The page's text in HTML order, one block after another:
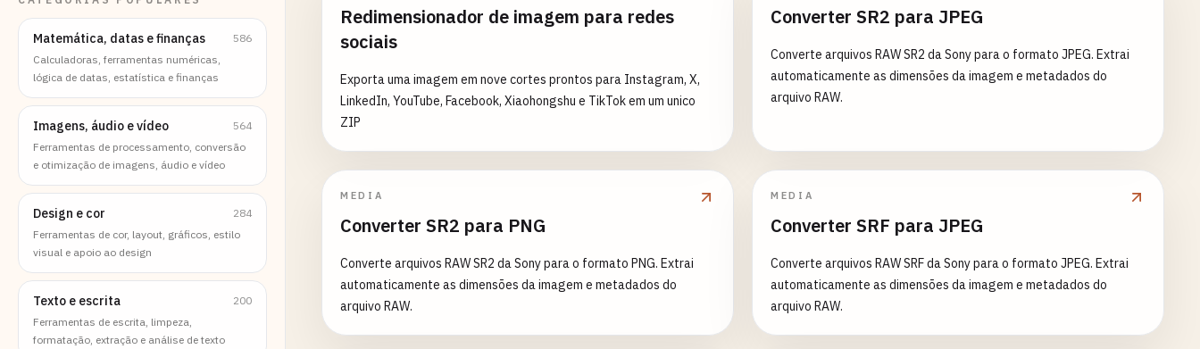
Matemática, datas e finanças
586
Calculadoras, ferramentas numéricas,
lógica de datas, estatística e finanças
Imagens, áudio e vídeo
564
Ferramentas de processamento, conversão
e otimização de imagens, áudio e vídeo
Design e cor
284
Ferramentas de cor, layout, gráficos, estilo
visual e apoio ao design
Texto e escrita
200
Ferramentas de escrita, limpeza,
formatação, extração e análise de texto
Redimensionador de imagem para redes
sociais
Exporta uma imagem em nove cortes prontos para Instagram, X,
LinkedIn, YouTube, Facebook, Xiaohongshu e TikTok em um unico
ZIP
Converter SR2 para JPEG
Converte arquivos RAW SR2 da Sony para o formato JPEG. Extrai
automaticamente as dimensões da imagem e metadados do
arquivo RAW.
MEDIA
Converter SR2 para PNG
Converte arquivos RAW SR2 da Sony para o formato PNG. Extrai
automaticamente as dimensões da imagem e metadados do
arquivo RAW.
MEDIA
Converter SRF para JPEG
Converte arquivos RAW SRF da Sony para o formato JPEG. Extrai
automaticamente as dimensões da imagem e metadados do
arquivo RAW.